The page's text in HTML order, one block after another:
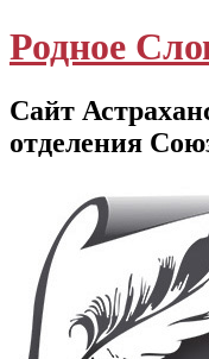
Родное
Сайт
отделения